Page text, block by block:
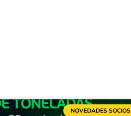
NOVEDADES SOCIOS